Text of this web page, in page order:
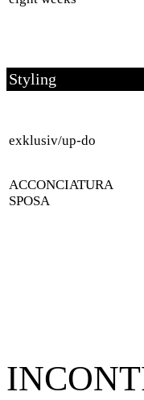
Styling
exklusiv/up-do
ACCONCIATURA
SPOSA